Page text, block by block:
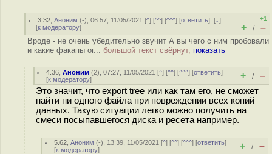
3.32 ,Аноним (-), 06:57, 11/05/2021 [^] [^^] [^^^] [ответить][↓]
[к модератору]
+1
+ / –
Вроде - не очень убедительно звучит А вы чего с ним пробовали
и какие факапы ог... большой текст свёрнут, показать
4.36 ,Аноним (2), 07:27, 11/05/2021 [^] [^^] [^^^] [ответить]
[к модератору] + / –
Это значит, что export tree или как там его, не сможет
найти ни одного файла при повреждении всех копий
данных. Такую ситуации легко можно получить на
смеси посыпавшегося диска и ресета например.
5.62 ,Аноним (-), 13:39, 11/05/2021 [^] [^^] [^^^] [ответить]
[к модератору] + / –